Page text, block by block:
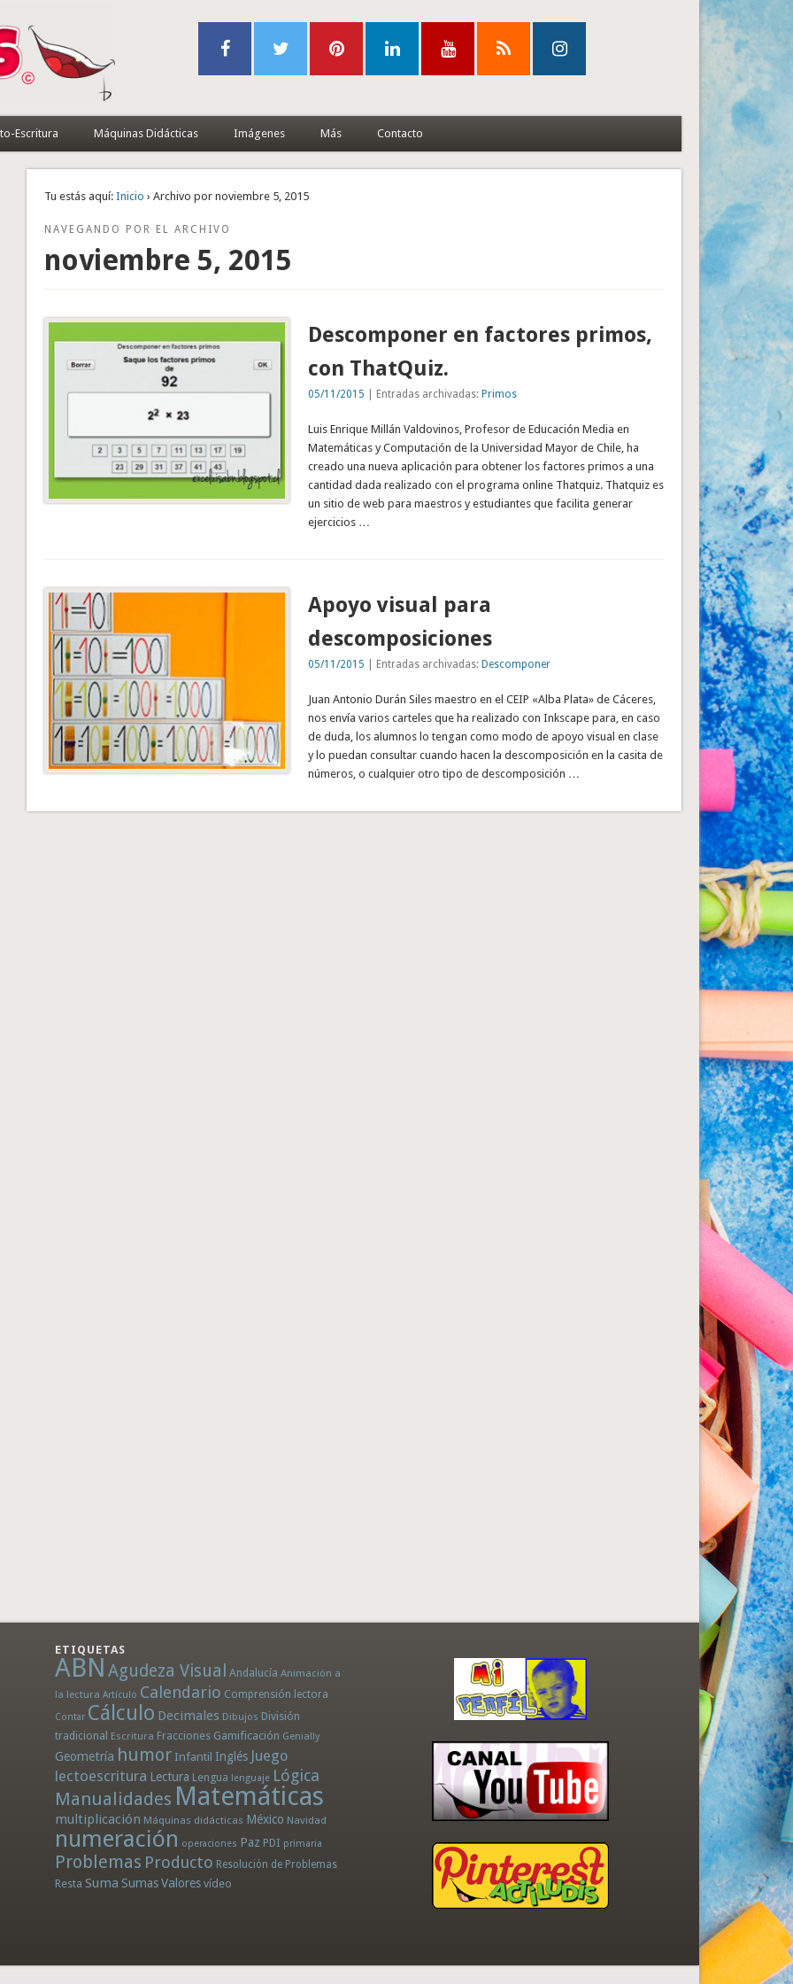
Escritura Máquinas Didácticas Imágenes Más Contacto
Tu estás aquí: Inicio › Archivo por noviembre 5, 2015
NAVEGANDO POR EL ARCHIVO
noviembre 5, 2015
Descomponer en factores primos,
con ThatQuiz.
05/11/2015 | Entradas archivadas: Primos
Luis Enrique Millán Valdovinos, Profesor de Educación Media en
Matemáticas y Computación de la Universidad Mayor de Chile, ha
creado una nueva aplicación para obtener los factores primos a una
cantidad dada realizado con el programa online Thatquiz. Thatquiz es
un sitio de web para maestros y estudiantes que facilita generar
ejercicios …
Apoyo visual para
descomposiciones
05/11/2015 | Entradas archivadas: Descomponer
Juan Antonio Durán Siles maestro en el CEIP «Alba Plata» de Cáceres,
nos envía varios carteles que ha realizado con Inkscape para, en caso
de duda, los alumnos lo tengan como modo de apoyo visual en clase
y lo puedan consultar cuando hacen la descomposición en la casita de
números, o cualquier otro tipo de descomposición …
ETIQUETAS
ABN Agudeza Visual Andalucía Animación a
la lectura Artículo Calendario Comprensión lectora
Contar Cálculo Decimales Dibujos División
tradicional Escritura Fracciones Gamificación Genially
Geometría humor Infantil Inglés Juego
lectoescritura Lectura Lengua lenguaje Lógica
Manualidades Matemáticas
multiplicación Máquinas didácticas México Navidad
numeración operaciones Paz PDI primaria
Problemas Producto Resolución de Problemas
Resta Suma SumasValores vídeo